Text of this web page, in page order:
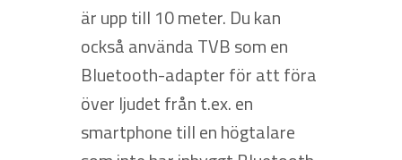
är upp till 10 meter. Du kan
också använda TVB som en
Bluetooth-adapter för att föra
över ljudet från t.ex. en
smartphone till en högtalare